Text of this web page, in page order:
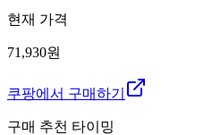
현재 가격
71,930원
쿠팡에서 구매하기
구매 추천 타이밍